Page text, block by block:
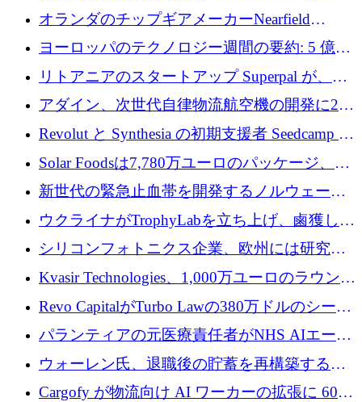
Explorer のご紹介
オランダのチップギアメーカーNearfield
Instrumentsが3億8,000万ドルを調達
ヨーロッパのテクノロジー週間の要約: 5 億
8,500 万ユーロを超える 60 以上のテクノロジ
ー資金調達取引
リトアニアのスタートアップ Superpal が、
Slack 内に構築された AI コワーカー プラット
フォームのために 50 万ユーロを調達
アダイン、次世代自律物流航空機の開発に250
万ユーロを確保
Revolut と Synthesia の初期支援者 Seedcamp が
3 億 2,000 万ドルを調達、米国に投資
Solar Foodsは7,780万ユーロのパッケージ、5
億ユーロの防衛および二重用途成長基金EDM
を開始、ヨーロッパのシリコンフォトニクス
に警告
新世代の緊急止血帯を開発するノルウェーの
スタートアップ企業を紹介する
ウクライナがTrophyLabを立ち上げ、鹵獲した
ロシア兵器を戦場の研究開発プラットフォー
ムに変える
シリコンフォトニクス企業、欧州には研究を
商業的に成功させるためのインフラが不足し
Kvasir Technologies、1,000万ユーロのラウンド
で成長を促進
Revo CapitalがTurbo Lawの380万ドルのシード
ラウンドを主導し、訴訟プラットフォームを
パランティアの元医療責任者がNHS AIエージ
ェントの立ち上げに1,000万ポンドを調達
ウォーレン氏、退職後の貯蓄を再構築するた
めに1,000万ユーロを調達
Cargofy が物流向け AI ワーカーの拡張に 600